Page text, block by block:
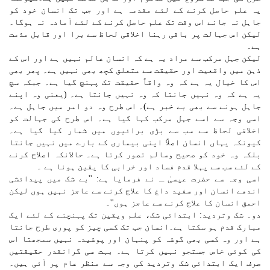
یہ علم حاصل کرنے کے لئے مقدمہ ہے اور جب تک انسان خود کو
جاہل نہ جانے اس وقت تک علم حاصل کرنے کے لئے آمادہ نہ ہوگا۔
لیکن اس جہالت پر باقی رہنا اخلاقی لحاظ سے برا اور قابل مذمت
ہے۔
لیکن جہل مرکب سے مراد یہ ہے کہ انسان عالم نہیں ہے اور اس کے
ذہن میں واقعیت اور حقیقت سے متعلق کچھ بھی نہیں ہے۔ پھر بھی
اس کا خیال یہ ہے کہ وہ واقاً حقیقت تک پہنچ گیا ہے۔ جبکہ سچ
یہ ہے کہ وہ نہیں جانتا کہ وہ نہیں جانتا ہے۔ (یعنی وہ اپنے
جاہل ہونے سے بھی بے خبر ہے)۔ اس طرح وہ دو امر میں جاہل ہے۔
اسی وجہ سے اسے جہل مرکب کہا گیا ہے۔ اس طرح کی جہالت کو
اخلاقی لحاظ سے سب سے بڑی برائیوں میں شمار کیا گیا ہے۔
کیونکہ یہاں انسان اصلاً اپنی بیماری کے بارے میں نہیں جانتا
بلکہ وہ خود کو صحیح وسالم تصور کرتا ہے۔ حالانکہ اصلاح کرنے
کے لئے سب سے پہلا قدم فساد اور خرابی کا یقین ہونا ہے ۔
اسی وجہ سے حضرت عیسیٰ ـ نے فرمایا ہے: ''بے شک میں پیدائشی
اندھے انسان اور سفید داغ کا علاج کرنے سے عاجز نہیں ہوں لیکن
احمق انسان کا علاج کرنے سے عاجز ہوں''۔
دو۔ شک وتردید: ابتدائی شک، علم ویقین تک پہنچنے کے لئے ایک
مبارک قدم ہو سکتا ہے۔انسان جب تک کسی چیز کو پوری طرح جانتا
ہے اور وہ کسی بھی گوشہ کو پنہان اور پوشیدہ نہیں سمجھتا اس
کی کوئی خاص جستجو نہیں کرتا ہے۔ بہت سی گرانقدر حقیقتیں
صرف ایک ابتدائی شک وتردید کی وجہ سے منظر عام پر آئی ہیں۔